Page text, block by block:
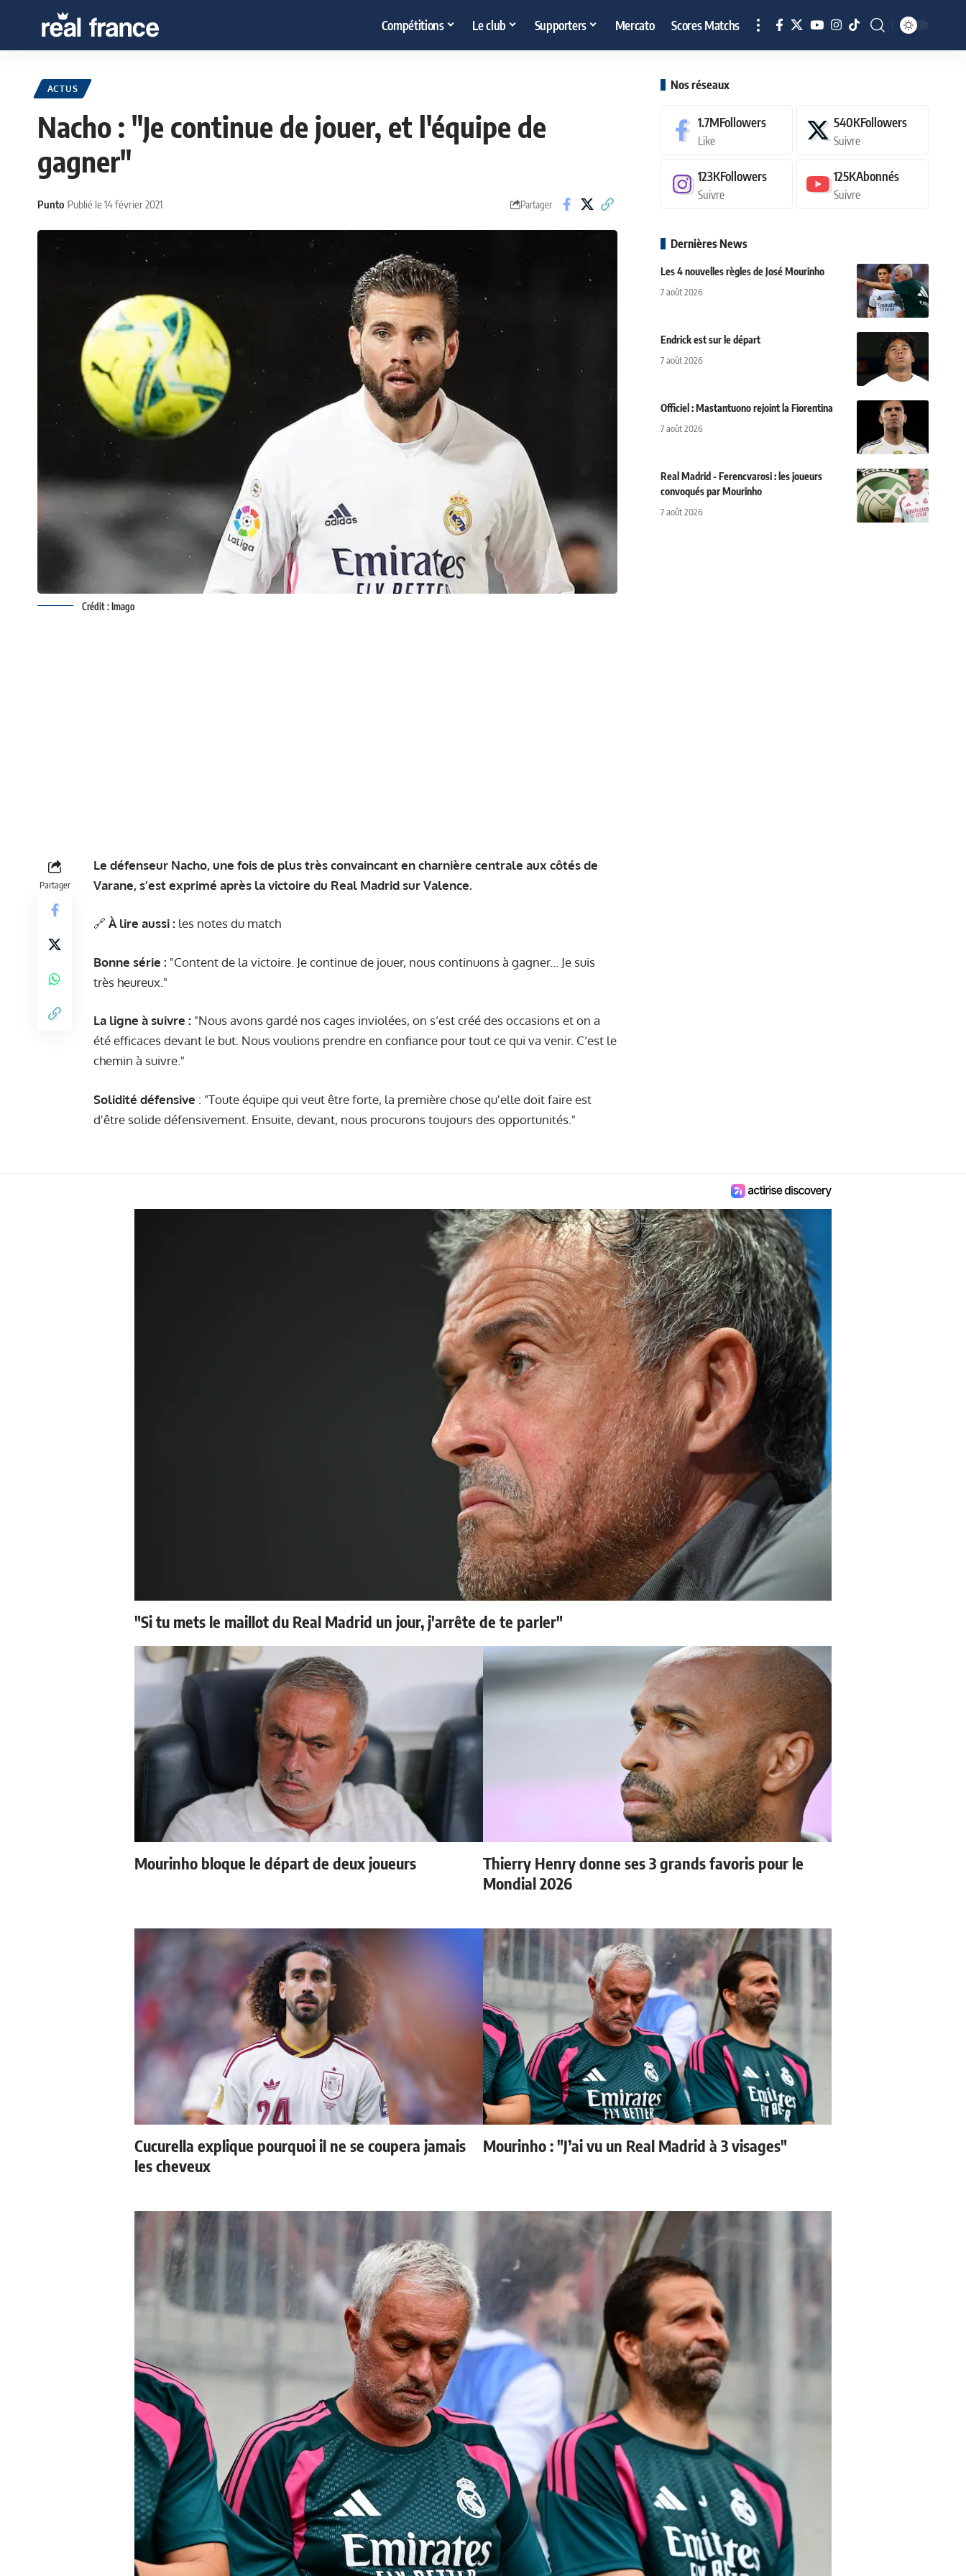
Compétitions Le club Supporters Mercato Scores Matchs
ACTUS
Nacho : "Je continue de jouer, et l'équipe de
gagner"
Punto Publié le 14 février 2021 Partager
Crédit : Imago
Partager
Le défenseur Nacho, une fois de plus très convaincant en charnière centrale aux côtés de
Varane, s’est exprimé après la victoire du Real Madrid sur Valence.
🔗 À lire aussi : les notes du match
Bonne série : "Content de la victoire. Je continue de jouer, nous continuons à gagner... Je suis
très heureux."
La ligne à suivre : "Nous avons gardé nos cages inviolées, on s’est créé des occasions et on a
été efficaces devant le but. Nous voulions prendre en confiance pour tout ce qui va venir. C’est le
chemin à suivre."
Solidité défensive : "Toute équipe qui veut être forte, la première chose qu'elle doit faire est
d'être solide défensivement. Ensuite, devant, nous procurons toujours des opportunités."
Nos réseaux
1.7MFollowers
Like
540KFollowers
Suivre
123KFollowers
Suivre
125KAbonnés
Suivre
Dernières News
Les 4 nouvelles règles de José Mourinho
7 août 2026
Endrick est sur le départ
7 août 2026
Officiel : Mastantuono rejoint la Fiorentina
7 août 2026
Real Madrid - Ferencvarosi : les joueurs
convoqués par Mourinho
7 août 2026
"Si tu mets le maillot du Real Madrid un jour, j'arrête de te parler"
Mourinho bloque le départ de deux joueurs
Thierry Henry donne ses 3 grands favoris pour le
Mondial 2026
Cucurella explique pourquoi il ne se coupera jamais
les cheveux
Mourinho : "J’ai vu un Real Madrid à 3 visages"